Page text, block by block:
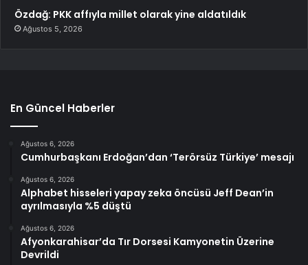
Özdağ: PKK affıyla millet olarak yine aldatıldık
Ağustos 5, 2026
En Güncel Haberler
Ağustos 6, 2026
Cumhurbaşkanı Erdoğan’dan ‘Terörsüz Türkiye’ mesajı
Ağustos 6, 2026
Alphabet hisseleri yapay zeka öncüsü Jeff Dean’in
ayrılmasıyla %5 düştü
Ağustos 6, 2026
Afyonkarahisar’da Tır Dorsesi Kamyonetin Üzerine
Devrildi